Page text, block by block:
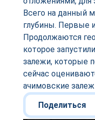
Всего на данный
глубины. Первые
Продолжаются
которое
залежи, которые
сейчас
ачимовские
Поделиться